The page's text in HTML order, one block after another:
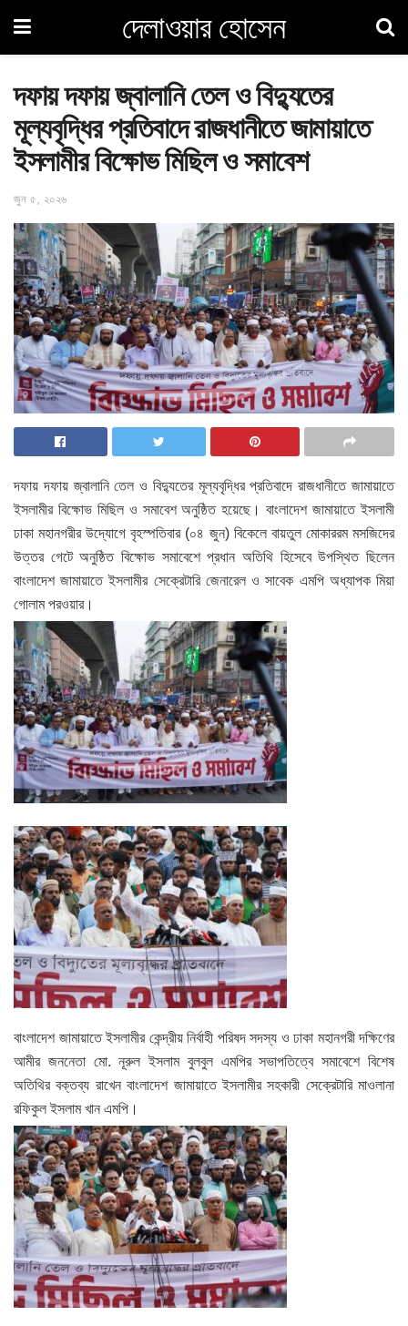
দেলাওয়ার হোসেন
দফায় দফায় জ্বালানি তেল ও বিদ্যুতের
মূল্যবৃদ্ধির প্রতিবাদে রাজধানীতে জামায়াতে
ইসলামীর বিক্ষোভ মিছিল ও সমাবেশ
জুন ৫, ২০২৬
দফায় দফায় জ্বালানি তেল ও বিদ্যুতের মূল্যবৃদ্ধির প্রতিবাদে রাজধানীতে জামায়াতে
ইসলামীর বিক্ষোভ মিছিল ও সমাবেশ অনুষ্ঠিত হয়েছে। বাংলাদেশ জামায়াতে ইসলামী
ঢাকা মহানগরীর উদ্যোগে বৃহস্পতিবার (০৪ জুন) বিকেলে বায়তুল মোকাররম মসজিদের
উত্তর গেটে অনুষ্ঠিত বিক্ষোভ সমাবেশে প্রধান অতিথি হিসেবে উপস্থিত ছিলেন
বাংলাদেশ জামায়াতে ইসলামীর সেক্রেটারি জেনারেল ও সাবেক এমপি অধ্যাপক মিয়া
গোলাম পরওয়ার।
বাংলাদেশ জামায়াতে ইসলামীর কেন্দ্রীয় নির্বাহী পরিষদ সদস্য ও ঢাকা মহানগরী দক্ষিণের
আমীর জননেতা মো. নূরুল ইসলাম বুলবুল এমপির সভাপতিত্বে সমাবেশে বিশেষ
অতিথির বক্তব্য রাখেন বাংলাদেশ জামায়াতে ইসলামীর সহকারী সেক্রেটারি মাওলানা
রফিকুল ইসলাম খান এমপি।